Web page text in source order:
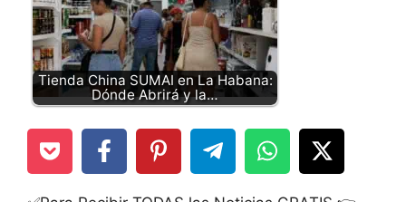
Tienda China SUMAI en La Habana:
Dónde Abrirá y la…